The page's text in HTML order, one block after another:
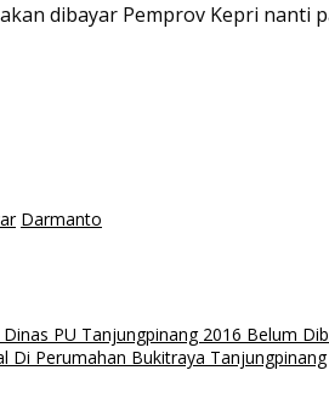
dibayar Pemprov Kepri
Darmanto
PU Tanjungpinang 2016 Belum
Di Perumahan Bukitraya Tanjungpinang